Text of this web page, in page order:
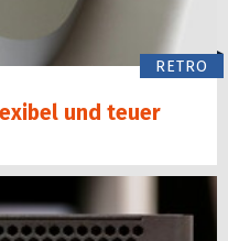
RETRO
und teuer